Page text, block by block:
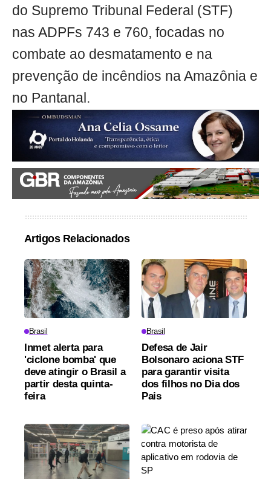
do Supremo Tribunal Federal (STF)
nas ADPFs 743 e 760, focadas no
combate ao desmatamento e na
prevenção de incêndios na Amazônia e
no Pantanal.
Artigos Relacionados
Brasil
Inmet alerta para
'ciclone bomba' que
deve atingir o Brasil a
partir desta quinta-
feira
Brasil
Defesa de Jair
Bolsonaro aciona STF
para garantir visita
dos filhos no Dia dos
Pais